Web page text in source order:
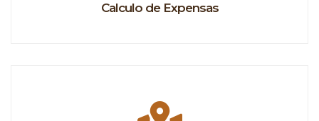
Calculo de Expensas